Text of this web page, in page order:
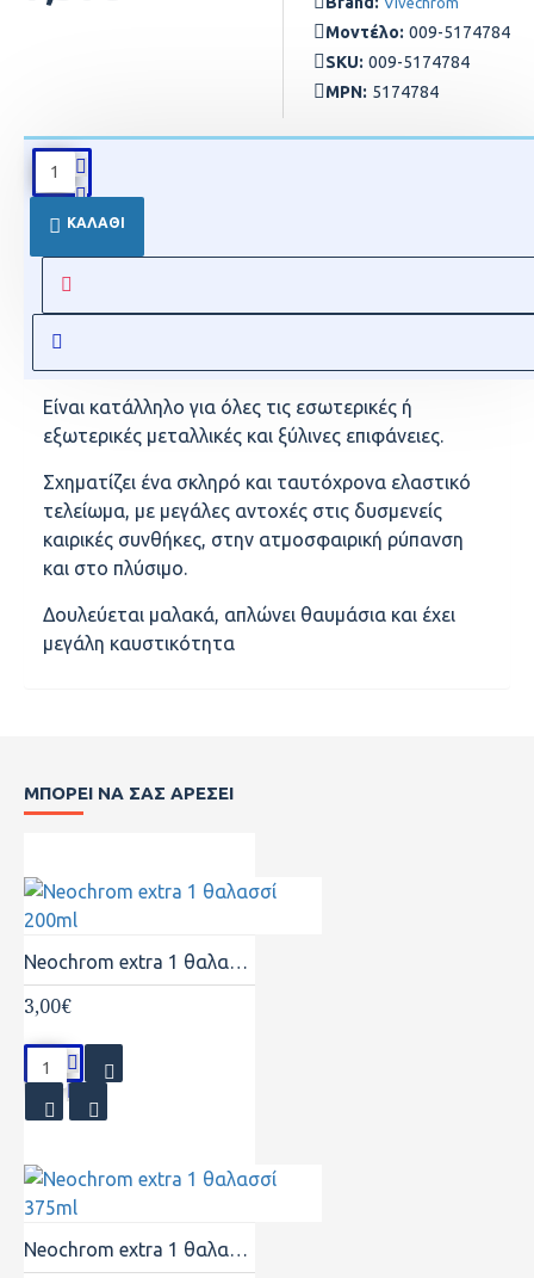
Μοντέλο: 009-5174784
SKU: 009-5174784
MPN: 5174784
ΚΑΛΆΘΙ
ΠΕΡΙΓΡΑΦΉ
βερνικόχρωμα μεγάλης αντοχής, που διατηρεί την
προσφέροντας προστασία και ομορφιά που
Είναι κατάλληλο για όλες τις εσωτερικές ή
εξωτερικές μεταλλικές και ξύλινες επιφάνειες.
Σχηματίζει ένα σκληρό και ταυτόχρονα ελαστικό
τελείωμα, με μεγάλες αντοχές στις δυσμενείς
καιρικές συνθήκες, στην ατμοσφαιρική ρύπανση
και στο πλύσιμο.
Δουλεύεται μαλακά, απλώνει θαυμάσια και έχει
μεγάλη καυστικότητα
ΜΠΟΡΕΙ ΝΑ ΣΑΣ ΑΡΕΣΕΙ
Neochrom extra 1 θαλασσί 200ml
3,00€
Neochrom extra 1 θαλασσί 375ml